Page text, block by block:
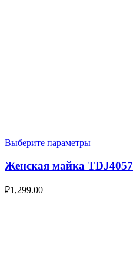
Выберите параметры
Женская майка TDJ4057
₽1,299.00